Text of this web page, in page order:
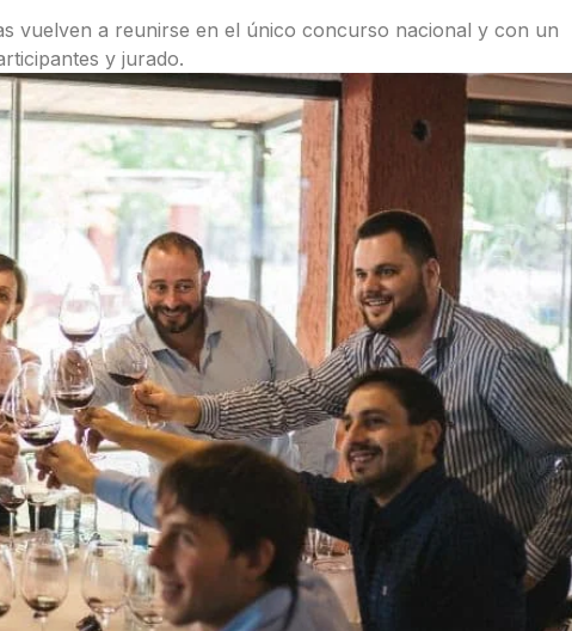
vuelven a reunirse en el único concurso nacional ​y con un
y jurado.